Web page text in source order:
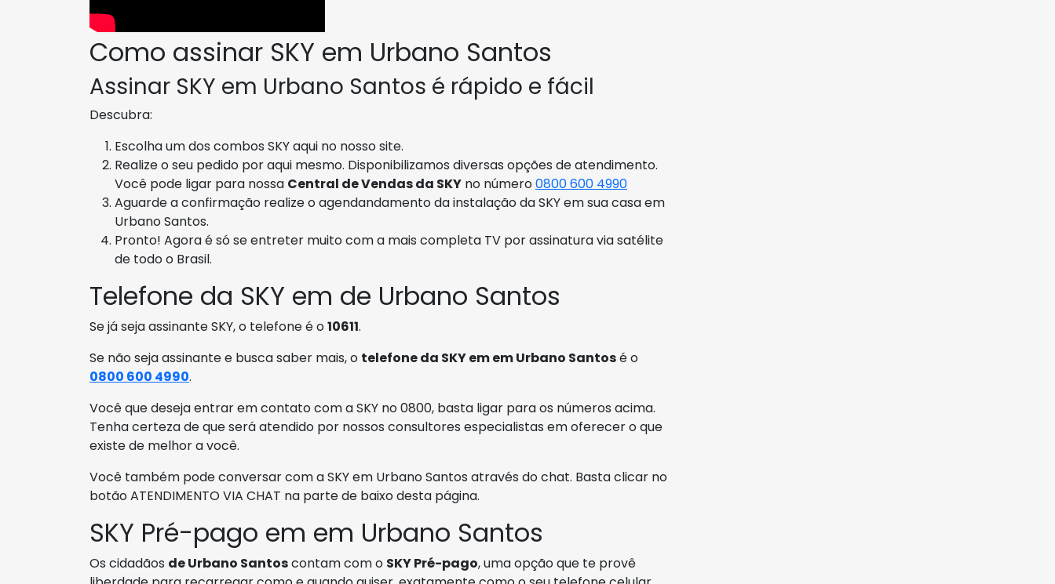
Como assinar SKY em Urbano Santos
Assinar SKY em Urbano Santos é rápido e fácil
Descubra:
Escolha um dos combos SKY aqui no nosso site.
Realize o seu pedido por aqui mesmo. Disponibilizamos diversas opções de atendimento.
Você pode ligar para nossa Central de Vendas da SKY no número0800 600 4990
Aguarde a confirmação realize o agendandamento da instalação da SKY em sua casa em
Urbano Santos.
Pronto! Agora é só se entreter muito com a mais completa TV por assinatura via satélite
de todo o Brasil.
Telefone da SKY em de Urbano Santos
Se já seja assinante SKY, o telefone é o10611.
Se não seja assinante e busca saber mais, o telefone da SKY em em Urbano Santosé o
0800 600 4990.
Você que deseja entrar em contato com a SKY no 0800, basta ligar para os números acima.
Tenha certeza de que será atendido por nossos consultores especialistas em oferecer o que
existe de melhor a você.
Você também pode conversar com a SKY em Urbano Santos através do chat. Basta clicar no
botão ATENDIMENTO VIA CHAT na parte de baixo desta página.
SKY Pré-pago em em Urbano Santos
Os cidadãos de Urbano Santoscontam com o SKY Pré-pago, uma opção que te provê